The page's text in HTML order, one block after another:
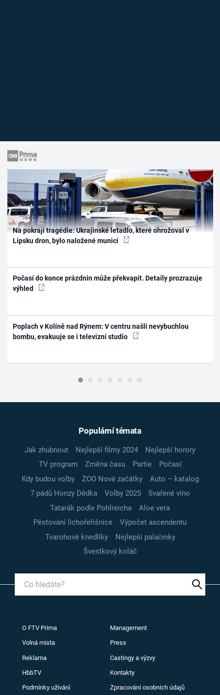
Na pokraji tragédie: Ukrajinské letadlo, které ohrožoval v
Lipsku dron, bylo naložené municí
Počasí do konce prázdnin může překvapit. Detaily prozrazuje
výhled
Poplach v Kolíně nad Rýnem: V centru našli nevybuchlou
bombu, evakuuje se i televizní studio
Populární témata
Jak zhubnout Nejlepší filmy 2024
Nejlepší horory
TV program
Změna času Partie
Počasí
Kdy budou volby
ZOO Nové začátky
Auto – katalog
7 pádů Honzy Dědka
Volby 2025
Svařené víno
Tatarák podle Pohlreicha
Aloe vera
Pěstování lichořeřišnice
Výpočet ascendentu
Tvarohové knedlíky
Nejlepší palačinky
Švestkový koláč
O FTV Prima Management
Volná místa Press
Reklama Castingy a výzvy
HbbTV Kontakty
Podmínky užívání Zpracování osobních údajů